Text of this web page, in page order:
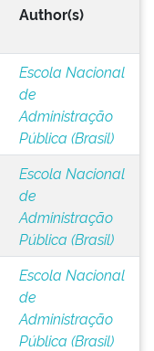
Author(s)
Escola Nacional
de
Administração
Pública (Brasil)
Escola Nacional
de
Administração
Pública (Brasil)
Escola Nacional
de
Administração
Pública (Brasil)